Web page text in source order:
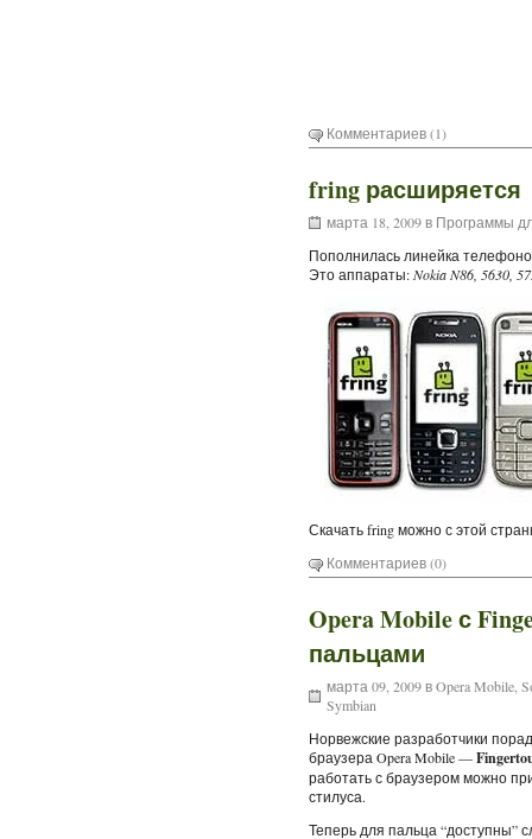
Комментариев (1)
fring расширяется
марта 18, 2009 в Программы
Пополнилась линейка
Это аппараты:Nokia N86, 5630,
Скачать fring можно с этой
Комментариев (0)
Opera Mobile с
пальцами
марта 09, 2009 вOpera Mobile
Symbian
Норвежские разработчики
браузера Opera Mobile —
работать с браузером можно
стилуса.
Теперь для пальца “доступны”